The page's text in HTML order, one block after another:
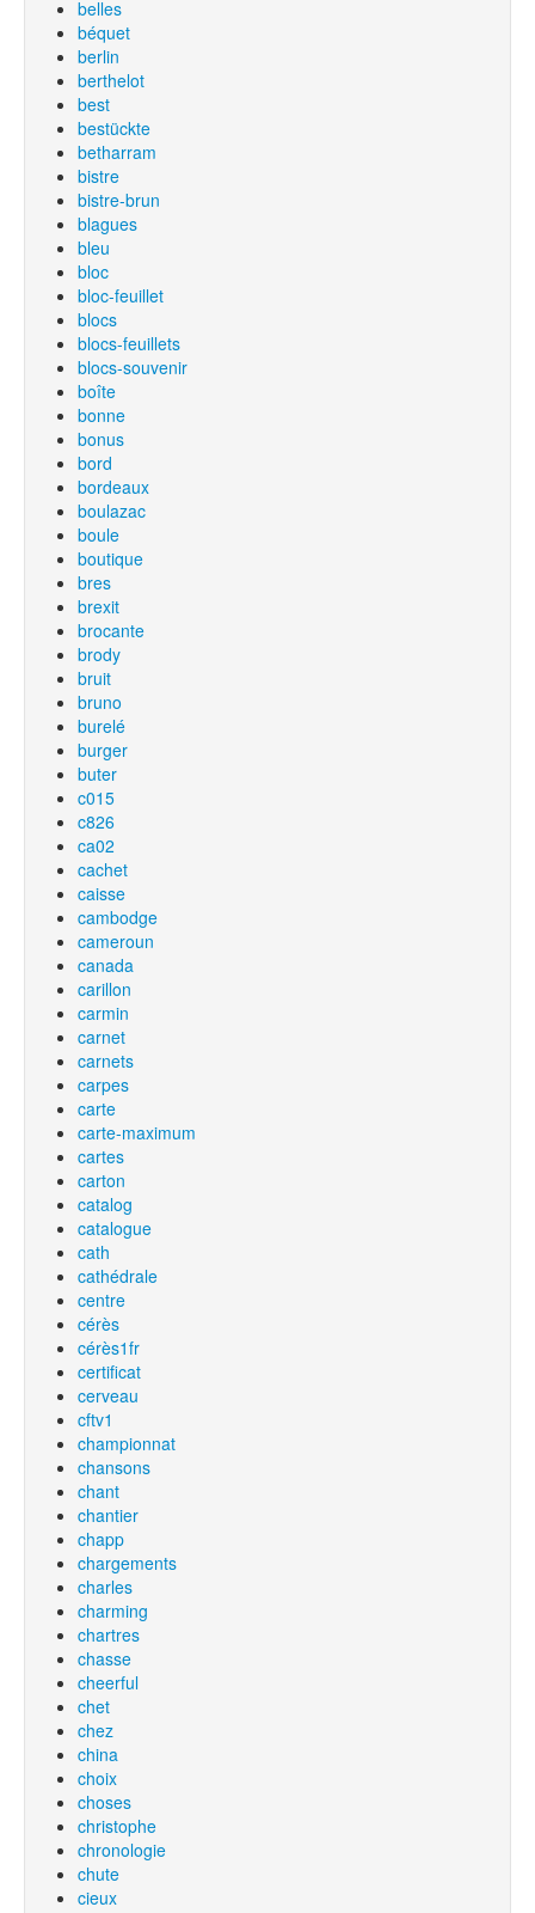
belles
béquet
berlin
berthelot
best
bestückte
betharram
bistre
bistre-brun
blagues
bleu
bloc
bloc-feuillet
blocs
blocs-feuillets
blocs-souvenir
boîte
bonne
bonus
bord
bordeaux
boulazac
boule
boutique
bres
brexit
brocante
brody
bruit
bruno
burelé
burger
buter
c015
c826
ca02
cachet
caisse
cambodge
cameroun
canada
carillon
carmin
carnet
carnets
carpes
carte
carte-maximum
cartes
carton
catalog
catalogue
cath
cathédrale
centre
cérès
cérès1fr
certificat
cerveau
cftv1
championnat
chansons
chant
chantier
chapp
chargements
charles
charming
chartres
chasse
cheerful
chet
chez
china
choix
choses
christophe
chronologie
chute
cieux